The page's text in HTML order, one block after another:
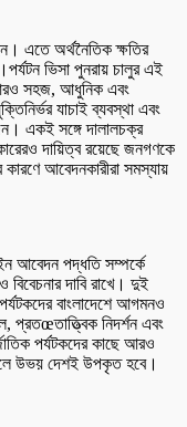
এতে অর্থনৈতিক ক্ষতির
ভিসা পুনরায় চালুর এই
আরও সহজ, আধুনিক এবং
যাচাই ব্যবস্থা এবং
একই সঙ্গে দালালচক্র
দায়িত্ব রয়েছে জনগণকে
আবেদনকারীরা সমস্যায়
আবেদন পদ্ধতি সম্পর্কে
দাবি রাখে। দুই
বাংলাদেশে আগমনও
প্রতœতাত্ত্বিক নিদর্শন এবং
পর্যটকদের কাছে আরও
উভয় দেশই উপকৃত হবে।